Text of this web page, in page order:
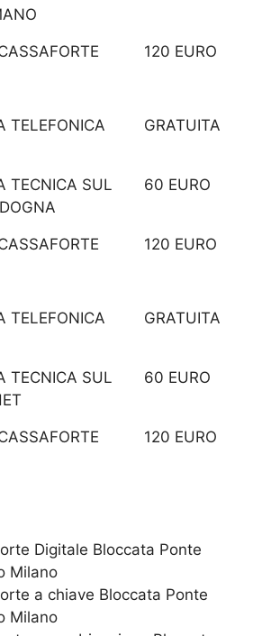
120 EURO
TELEFONICA
GRATUITA
TECNICA SUL
60 EURO
120 EURO
TELEFONICA
GRATUITA
TECNICA SUL
60 EURO
120 EURO
Digitale Bloccata Ponte
Milano
a chiave Bloccata Ponte
Milano